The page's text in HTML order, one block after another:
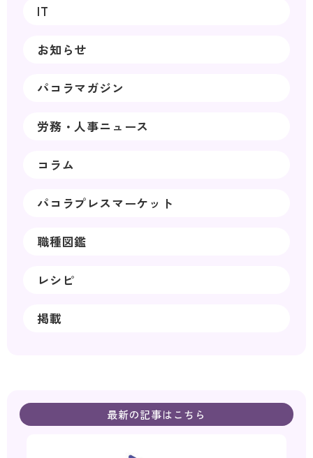
IT
お知らせ
パコラマガジン
労務・人事ニュース
コラム
パコラプレスマーケット
職種図鑑
レシピ
掲載
最新の記事はこちら